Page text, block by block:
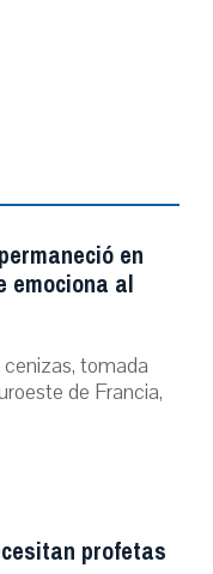
en
al
tomada
de Francia,
profetas